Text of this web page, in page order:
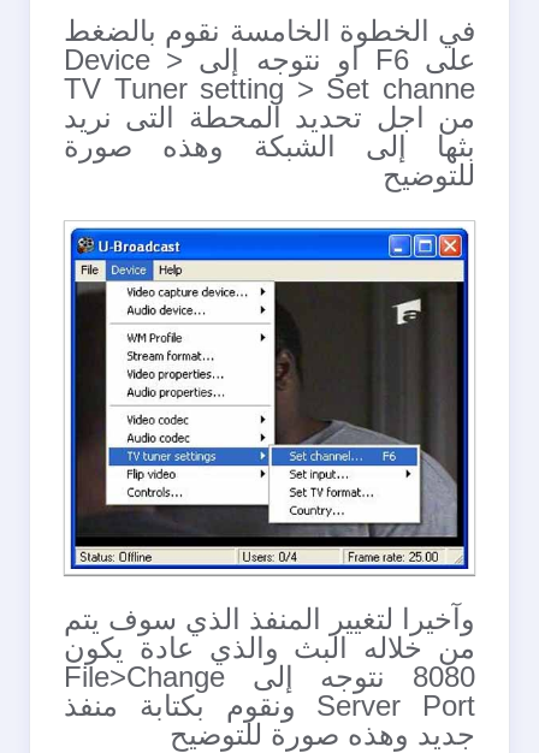
في الخطوة الخامسة نقوم بالضغط
على F6 او نتوجه إلى Device >
TV Tuner setting > Set channe
من اجل تحديد المحطة التى نريد
بثها إلى الشبكة وهذه صورة
للتوضيح
وآخيرا لتغيير المنفذ الذي سوف يتم
من خلاله البث والذي عادة يكون
8080 نتوجه إلى File>Change
Server Port ونقوم بكتابة منفذ
جديد وهذه صورة للتوضيح